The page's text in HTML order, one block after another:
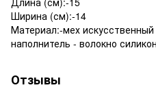
Ширина (см):-14
Материал:-мех
наполнитель - волокно
Отзывы